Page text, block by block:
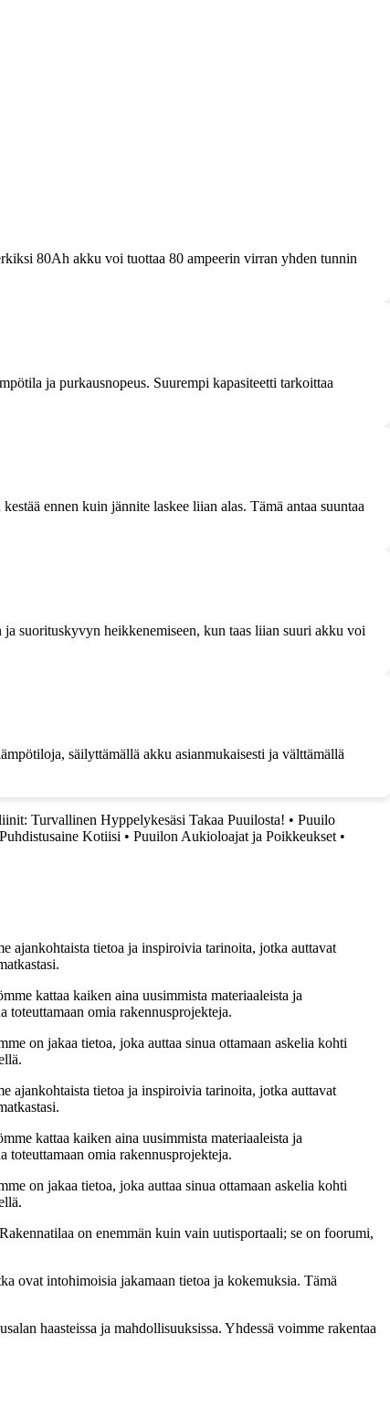
80Ah akku voi tuottaa 80 ampeerin virran yhden tunnin
ja purkausnopeus. Suurempi kapasiteetti tarkoittaa
ennen kuin jännite laskee liian alas. Tämä antaa suuntaa
suorituskyvyn heikkenemiseen, kun taas liian suuri akku voi
säilyttämällä akku asianmukaisesti ja välttämällä
Turvallinen Hyppelykesäsi Takaa Puuilosta! • Puuilo
Kotiisi • Puuilon Aukioloajat ja Poikkeukset •
ajankohtaista tietoa ja inspiroivia tarinoita, jotka auttavat
kattaa kaiken aina uusimmista materiaaleista ja
omia rakennusprojekteja.
on jakaa tietoa, joka auttaa sinua ottamaan askelia kohti
ajankohtaista tietoa ja inspiroivia tarinoita, jotka auttavat
kattaa kaiken aina uusimmista materiaaleista ja
omia rakennusprojekteja.
on jakaa tietoa, joka auttaa sinua ottamaan askelia kohti
on enemmän kuin vain uutisportaali; se on foorumi,
ovat intohimoisia jakamaan tietoa ja kokemuksia. Tämä
haasteissa ja mahdollisuuksissa. Yhdessä voimme rakentaa